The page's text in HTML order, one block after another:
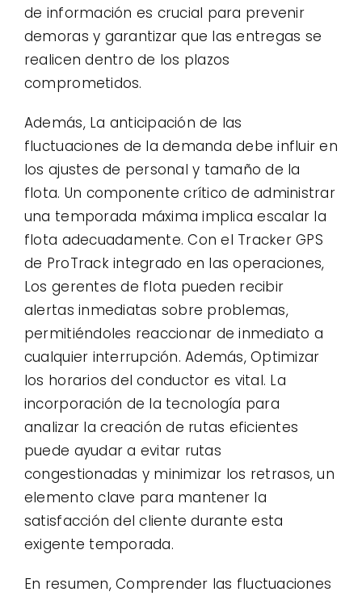
de información es crucial para prevenir
demoras y garantizar que las entregas se
realicen dentro de los plazos
comprometidos.
Además, La anticipación de las
fluctuaciones de la demanda debe influir en
los ajustes de personal y tamaño de la
flota. Un componente crítico de administrar
una temporada máxima implica escalar la
flota adecuadamente. Con el Tracker GPS
de ProTrack integrado en las operaciones,
Los gerentes de flota pueden recibir
alertas inmediatas sobre problemas,
permitiéndoles reaccionar de inmediato a
cualquier interrupción. Además, Optimizar
los horarios del conductor es vital. La
incorporación de la tecnología para
analizar la creación de rutas eficientes
puede ayudar a evitar rutas
congestionadas y minimizar los retrasos, un
elemento clave para mantener la
satisfacción del cliente durante esta
exigente temporada.
En resumen, Comprender las fluctuaciones